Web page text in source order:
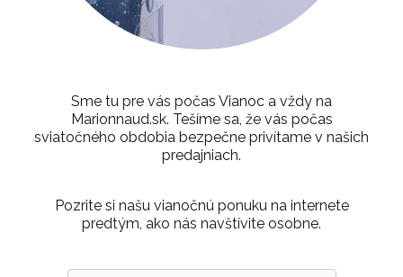
Sme tu pre vás počas Vianoc a vždy na
Marionnaud.sk. Tešíme sa, že vás počas
sviatočného obdobia bezpečne privítame v našich
predajniach.
Pozrite si našu vianočnú ponuku na internete
predtým, ako nás navštívite osobne.